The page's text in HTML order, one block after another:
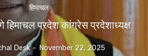
हिमाचल
हिमाचल प्रदेश कांग्रेस प्रदेशाध्यक्ष
Desk - November 22, 2025